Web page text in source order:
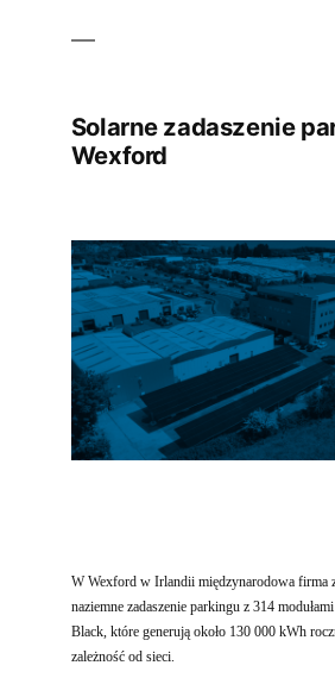
Solarne zadaszenie
Wexford
W Wexford w Irlandii międzynarodowa firma
naziemne zadaszenie parkingu z 314
Black, które generują około 130 000 kWh
zależność od sieci.